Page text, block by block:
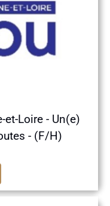
et-Loire - Un(e)
- (F/H)